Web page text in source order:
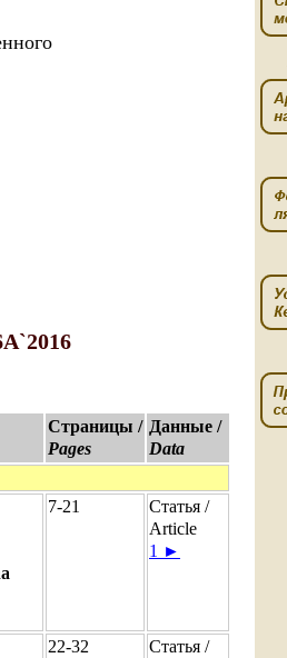
Страницы /
Pages
Данные /
Data
7-21
Статья /
Article
1 ►
22-32
Статья /